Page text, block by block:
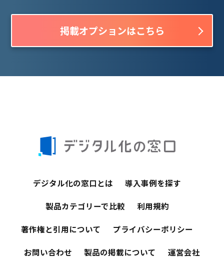
掲載オプションはこちら
デジタル化の窓口とは 導入事例を探す
製品カテゴリーで比較 利用規約
著作権と引用について プライバシーポリシー
お問い合わせ 製品の掲載について 運営会社